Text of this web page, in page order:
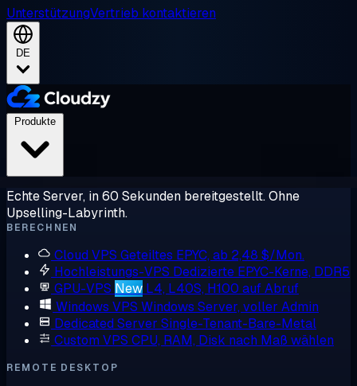
UnterstützungVertrieb kontaktieren
DE
Echte Server, in 60 Sekunden bereitgestellt. Ohne
Upselling-Labyrinth.
BERECHNEN
Cloud VPS Geteiltes EPYC, ab 2,48 $/Mon.
Hochleistungs-VPS Dedizierte EPYC-Kerne, DDR5
GPU-VPS New L4, L40S, H100 auf Abruf
Windows VPS Windows Server, voller Admin
Dedicated Server Single-Tenant-Bare-Metal
Custom VPS CPU, RAM, Disk nach Maß wählen
REMOTE DESKTOP